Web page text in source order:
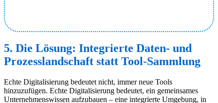
5. Die Lösung: Integrierte Daten- und
Prozesslandschaft statt Tool-Sammlung
Echte Digitalisierung bedeutet nicht, immer neue Tools
hinzuzufügen. Echte Digitalisierung bedeutet, ein gemeinsames
Unternehmenswissen aufzubauen – eine integrierte Umgebung, in